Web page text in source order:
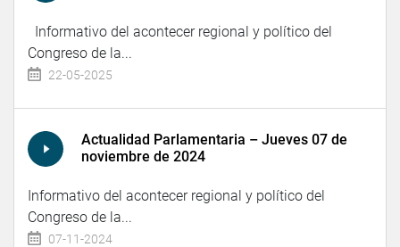
Informativo del acontecer regional y político del
Congreso de la...
22-05-2025
Actualidad Parlamentaria – Jueves 07 de
noviembre de 2024
Informativo del acontecer regional y político del
Congreso de la...
07-11-2024